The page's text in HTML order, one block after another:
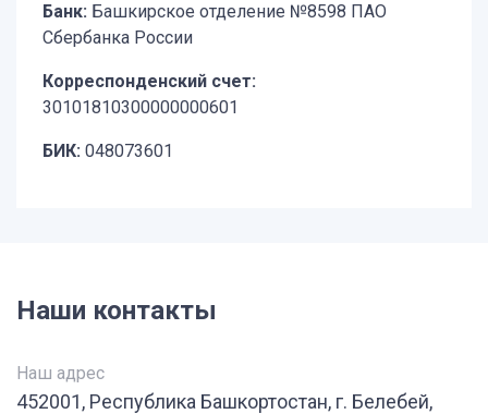
Банк: Башкирское отделение №8598 ПАО
Сбербанка России
Корреспонденский счет:
30101810300000000601
БИК: 048073601
Наши контакты
Наш адрес
452001, Республика Башкортостан, г. Белебей,